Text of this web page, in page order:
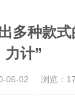
多种款
力计”
06-02 浏览：